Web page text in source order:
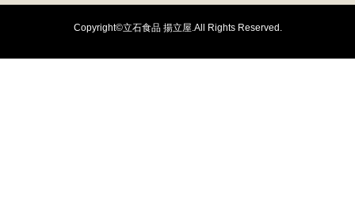
Copyright©立石食品 揚立屋.All Rights Reserved.